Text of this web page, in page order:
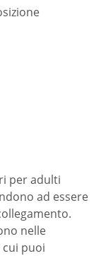
per adulti
ad essere
nelle
puoi